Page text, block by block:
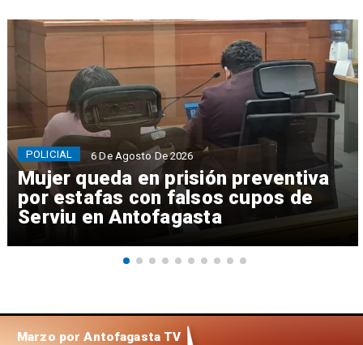
Mujer queda en prisión preventiva
por estafas con falsos cupos de
Serviu en Antofagasta
POLICIAL 6 De Agosto De 2026
Marzo por Antofagasta TV